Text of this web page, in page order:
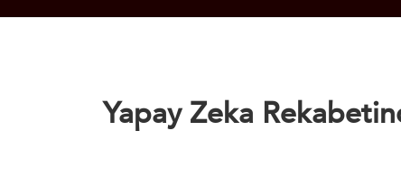
Yapay Zeka